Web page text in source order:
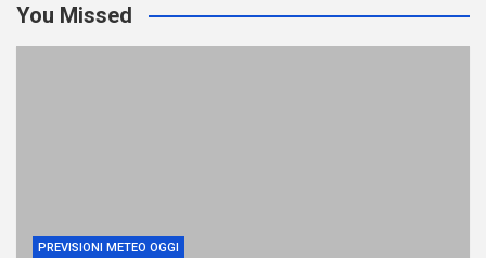
You Missed
PREVISIONI METEO OGGI